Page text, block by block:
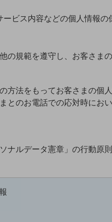
ビス内容などの個人情報
規範を遵守し、お客さま
方法をもってお客さまの
のお電話での応対時にお
ナルデータ憲章」の行動